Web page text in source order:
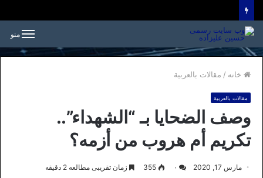
منو
خانه / مقالات بالعربیة
مقالات بالعربیة
وصف الضحایا بـ “الشهداء”..
تکریم أم هروب من أزمه؟
مارس 17, 2020 ۰ 355 زمان تقریبی مطالعه 2 دقیقه